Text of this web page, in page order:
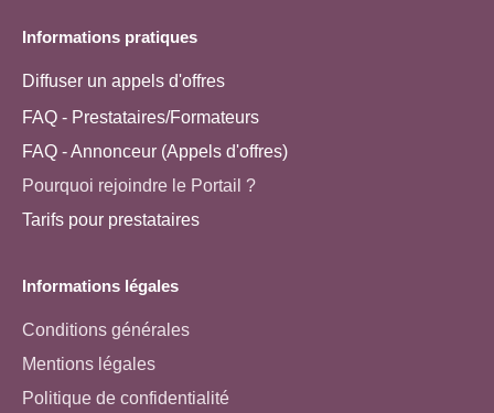
Informations pratiques
Diffuser un appels d'offres
FAQ - Prestataires/Formateurs
FAQ - Annonceur (Appels d'offres)
Pourquoi rejoindre le Portail ?
Tarifs pour prestataires
Informations légales
Conditions générales
Mentions légales
Politique de confidentialité